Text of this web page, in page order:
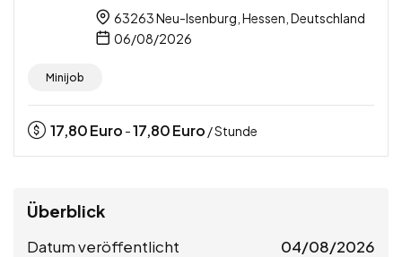
63263 Neu-Isenburg, Hessen, Deutschland
06/08/2026
Minijob
17,80Euro -17,80Euro / Stunde
Überblick
Datum veröffentlicht 04/08/2026